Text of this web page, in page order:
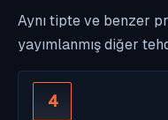
Aynı tipte ve benzer
yayımlanmış diğer
4